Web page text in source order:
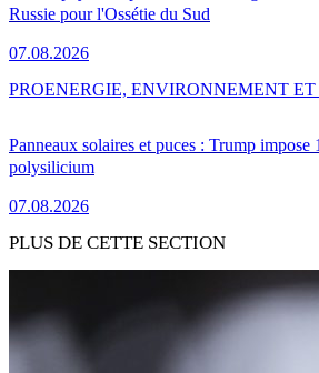
Russie pour l'Ossétie du Sud
07.08.2026
Panneaux solaires et puces : Trump impose
polysilicium
07.08.2026
PROENERGIE, ENVIRONNEMENT ET
PLUS DE CETTE SECTION